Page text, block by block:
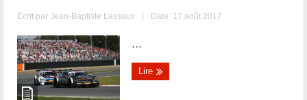
Écrit parJean-Baptiste Lassaux | Date: 17 août 2017
...
Lire